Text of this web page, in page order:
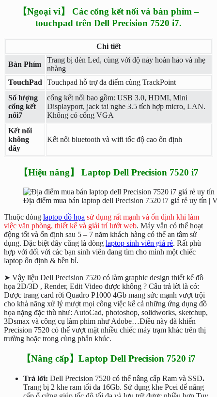
【Ngoại vi】 Các cổng kết nối và bàn phím –
touchpad trên Dell Precision 7520 i7.
Chi tiết
Bàn Phím
Trang bị đèn Led, cùng với độ nảy hoàn hảo và nhẹ
nhàng
TouchPad
Touchpad hỗ trợ đa điểm cùng TrackPoint
Số lượng
cổng kết
nối7
cổng kết nối bao gồm: USB 3.0, HDMI, Mini
Displayport, jack tai nghe 3.5 tích hợp micro, LAN.
Không có cổng VGA
Kết nối
không
dây
Kết nối bluetooth và wifi tốc độ cao ổn định
【Hiệu năng】 Laptop Dell Precision 7520 i7
Địa điểm mua bán laptop dell Precision 7520 i7 giá rẻ uy tín |
Thuộc dòng laptop đồ họa sử dụng rất mạnh và ổn định khi làm
việc văn phòng, thiết kế và giải trí lướt web. Máy vẫn có thể hoạt
động tốt và ổn định sau 5 – 7 năm khách hàng có thể an tâm sử
dụng. Đặc biệt đây cũng là dòng laptop sinh viên giá rẻ. Rất phù
hợp với đối với các bạn sinh viên đang tìm cho mình một chiếc
laptop ổn định & bền bỉ.
➤ Vậy liệu Dell Precision 7520 có làm graphic design thiết kế đồ
họa 2D/3D , Render, Edit Video được không ? Câu trả lời là có:
Được trang card rời Quadro P1000 4Gb mang sức mạnh vượt trội
cho khả năng xử lý mượt mọi công việc kể cả những ứng dụng đồ
họa nặng đặc thù như: AutoCad, photoshop, solidworks, sketchup,
3Dsmax và công cụ làm phim như Adobe…Điều này đã khiến
Precision 7520 có thể vượt mặt nhiều chiếc máy trạm khác trên thị
trường hoặc trong cùng phân khúc.
【Nâng cấp】Laptop Dell Precision 7520 i7
Trả lời: Dell Precision 7520 có thể nâng cấp Ram và SSD.
Trang bị 2 khe ram tối đa 16Gb. Sử dụng khe Pcei để nâng